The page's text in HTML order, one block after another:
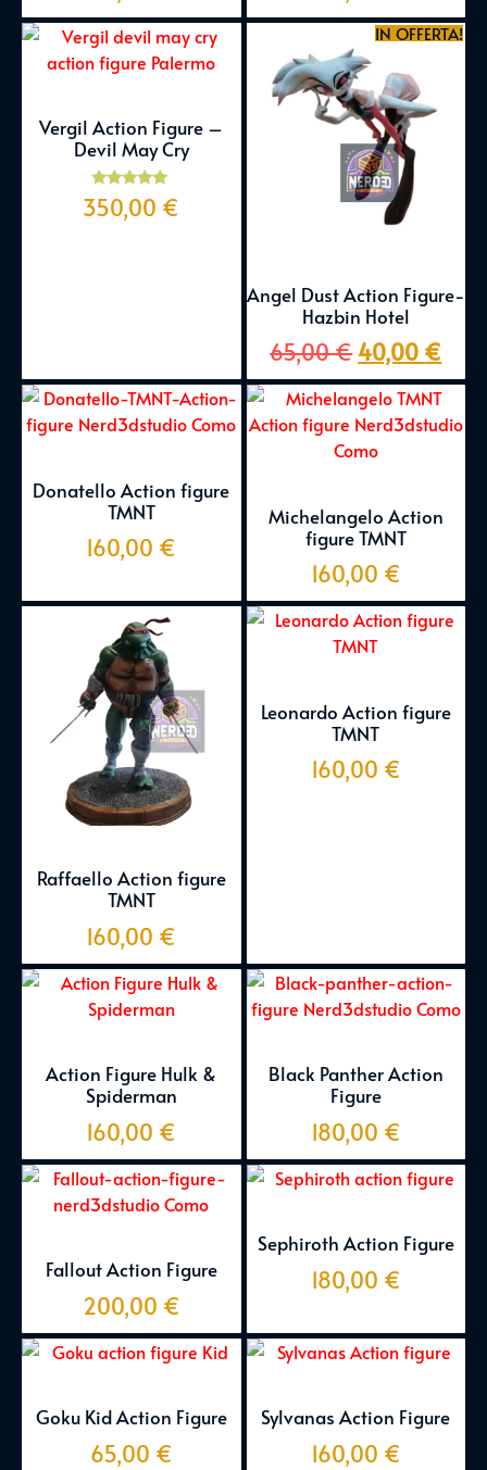
Vergil Action Figure –
Devil May Cry
Valutato
5.00
350,00 €
IN OFFERTA!
Angel Dust Action Figure-
Hazbin Hotel
65,00€ 40,00 €
Donatello Action figure
TMNT
160,00 €
Michelangelo Action
figure TMNT
160,00 €
Raffaello Action figure
TMNT
160,00 €
Leonardo Action figure
TMNT
160,00 €
Action Figure Hulk &
Spiderman
160,00 €
Black Panther Action
Figure
180,00 €
Fallout Action Figure
200,00 €
Sephiroth Action Figure
180,00 €
Goku Kid Action Figure
65,00 €
Sylvanas Action Figure
160,00 €